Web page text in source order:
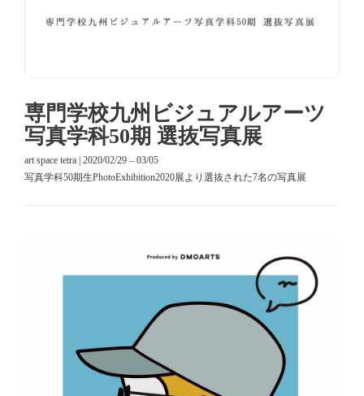
専門学校九州ビジュアルアーツ
写真学科50期 選抜写真展
art space tetra | 2020/02/29 – 03/05
写真学科50期生PhotoExhibition2020展より選抜された7名の写真展